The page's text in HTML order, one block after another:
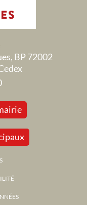
BP 72002